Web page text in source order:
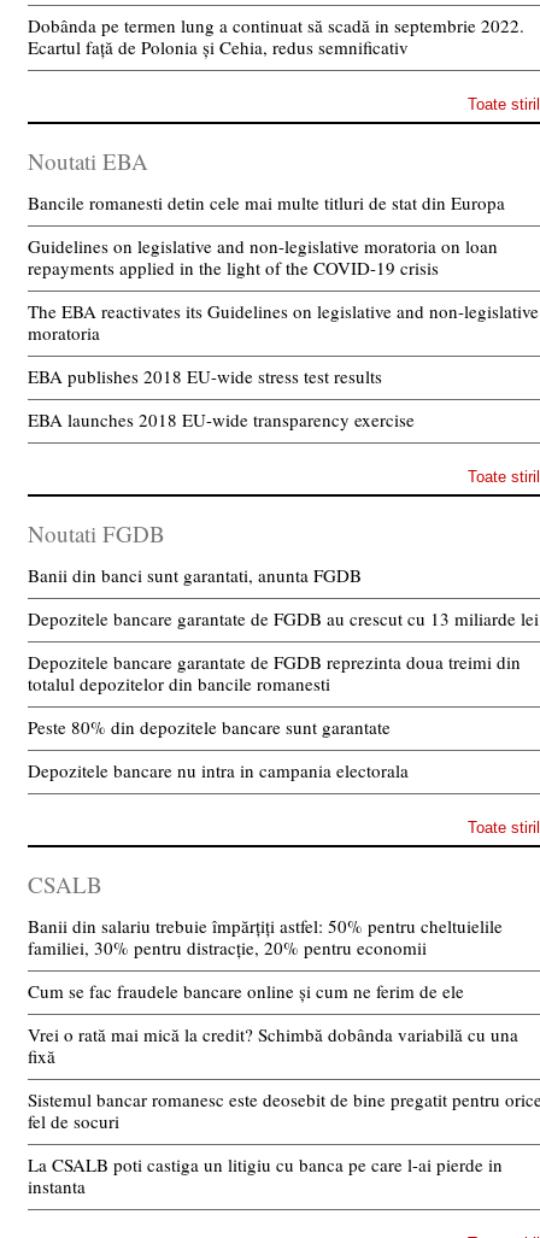
Dobânda pe termen lung a continuat să scadă in septembrie 2022.
Ecartul față de Polonia și Cehia, redus semnificativ
Toate
Noutati EBA
Bancile romanesti detin cele mai multe titluri de stat din Europa
Guidelines on legislative and non-legislative moratoria on loan
repayments applied in the light of the COVID-19 crisis
The EBA reactivates its Guidelines on legislative and non-legislative
moratoria
EBA publishes 2018 EU-wide stress test results
EBA launches 2018 EU-wide transparency exercise
Toate
Noutati FGDB
Banii din banci sunt garantati, anunta FGDB
Depozitele bancare garantate de FGDB au crescut cu 13 miliarde lei
Depozitele bancare garantate de FGDB reprezinta doua treimi din
totalul depozitelor din bancile romanesti
Peste 80% din depozitele bancare sunt garantate
Depozitele bancare nu intra in campania electorala
Toate
CSALB
Banii din salariu trebuie împărțiți astfel: 50% pentru cheltuielile
familiei, 30% pentru distracție, 20% pentru economii
Cum se fac fraudele bancare online și cum ne ferim de ele
Vrei o rată mai mică la credit? Schimbă dobânda variabilă cu una
fixă
Sistemul bancar romanesc este deosebit de bine pregatit pentru
fel de socuri
La CSALB poti castiga un litigiu cu banca pe care l-ai pierde in
instanta